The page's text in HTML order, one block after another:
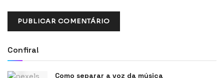
Confira!
Como separar a voz da música